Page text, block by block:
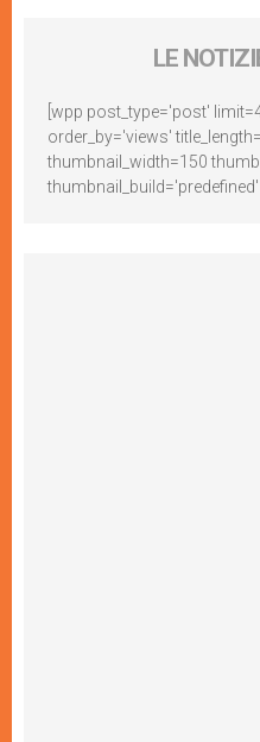
LE
[wpp post_type='post'
order_by='views'
thumbnail_width=150